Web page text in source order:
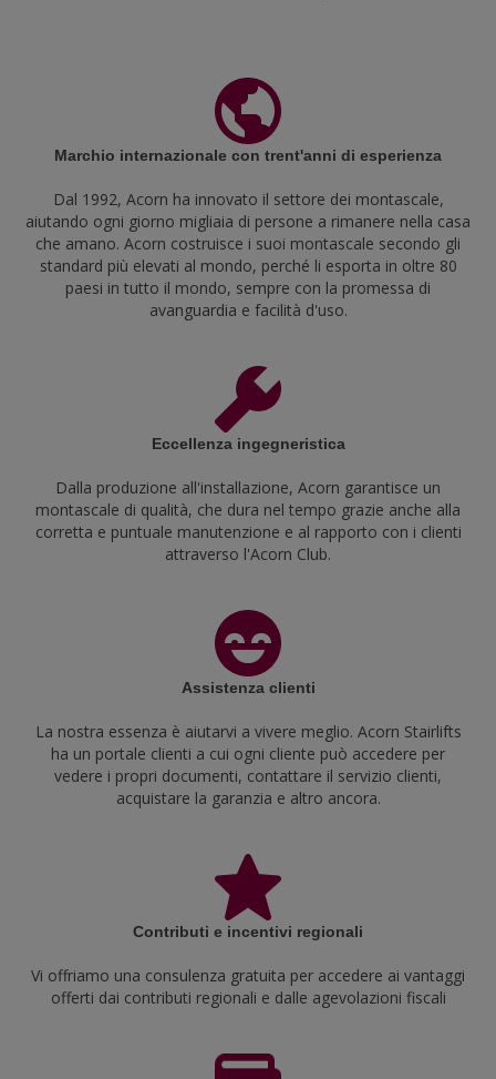
Marchio internazionale con trent'anni di esperienza
Dal 1992, Acorn ha innovato il settore dei montascale,
aiutando ogni giorno migliaia di persone a rimanere nella casa
che amano. Acorn costruisce i suoi montascale secondo gli
standard più elevati al mondo, perché li esporta in oltre 80
paesi in tutto il mondo, sempre con la promessa di
avanguardia e facilità d'uso.
Eccellenza ingegneristica
Dalla produzione all'installazione, Acorn garantisce un
montascale di qualità, che dura nel tempo grazie anche alla
corretta e puntuale manutenzione e al rapporto con i clienti
attraverso l'Acorn Club.
Assistenza clienti
La nostra essenza è aiutarvi a vivere meglio. Acorn Stairlifts
ha un portale clienti a cui ogni cliente può accedere per
vedere i propri documenti, contattare il servizio clienti,
acquistare la garanzia e altro ancora.
Contributi e incentivi regionali
Vi offriamo una consulenza gratuita per accedere ai vantaggi
offerti dai contributi regionali e dalle agevolazioni fiscali